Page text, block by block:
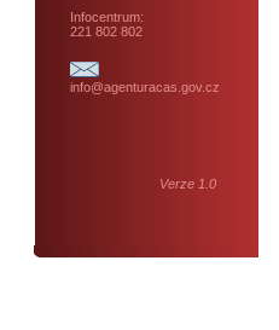
Infocentrum:
221 802 802
info@agenturacas.gov.cz
Verze 1.0